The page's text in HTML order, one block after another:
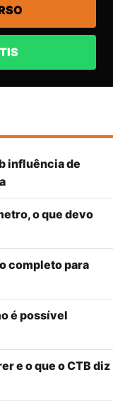
influência de
o que devo
completo para
é possível
e o que o CTB diz